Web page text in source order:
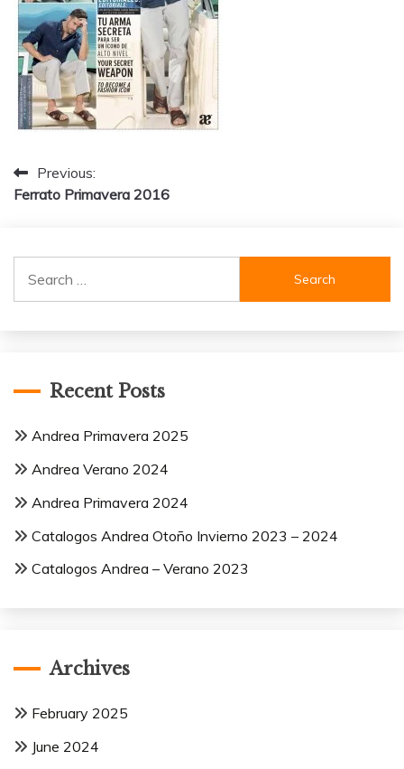
PostPrevious:
Ferrato Primavera 2016
for:
Recent Posts
Andrea Primavera 2025
Andrea Verano 2024
Andrea Primavera 2024
Catalogos Andrea Otoño Invierno 2023 – 2024
Catalogos Andrea – Verano 2023
Archives
February 2025
June 2024